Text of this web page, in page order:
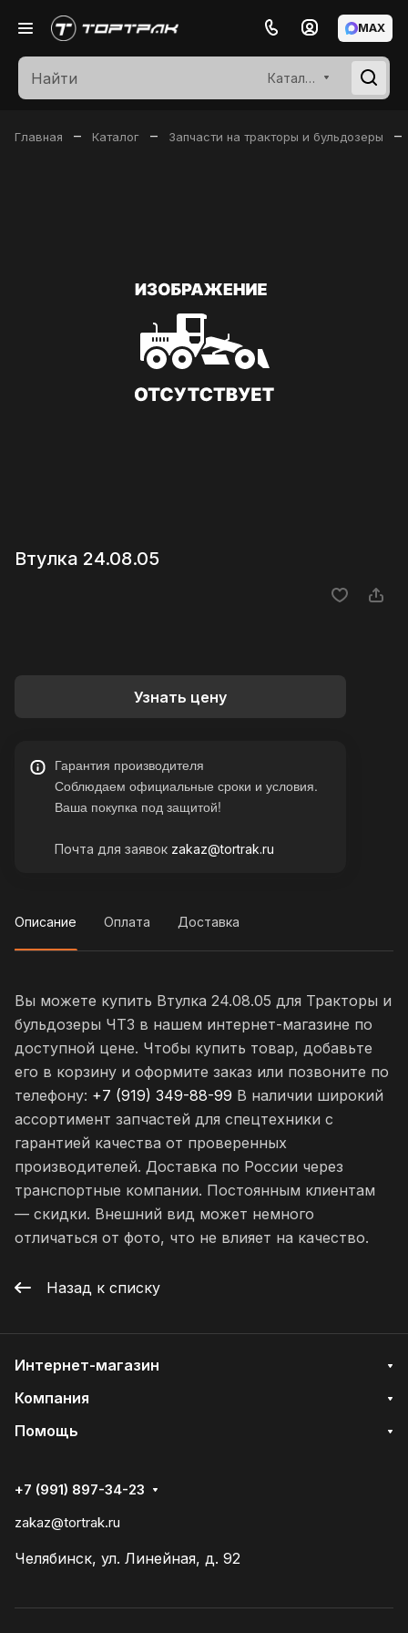
Каталог
MAX
Главная – Каталог – Запчасти на тракторы и бульдозеры –
Втулка 24.08.05
Узнать цену
Гарантия производителя
Соблюдаем официальные сроки и условия.
Ваша покупка под защитой!
Почта для заявок zakaz@tortrak.ru
Описание Оплата Доставка
Вы можете купить Втулка 24.08.05 для Тракторы и
бульдозеры ЧТЗ в нашем интернет-магазине по
доступной цене. Чтобы купить товар, добавьте
его в корзину и оформите заказ или позвоните по
телефону: +7 (919) 349-88-99 В наличии широкий
ассортимент запчастей для спецтехники с
гарантией качества от проверенных
производителей. Доставка по России через
транспортные компании. Постоянным клиентам
— скидки. Внешний вид может немного
отличаться от фото, что не влияет на качество.
Назад к списку
Интернет-магазин
Компания
Помощь
+7 (991) 897-34-23
zakaz@tortrak.ru
Челябинск, ул. Линейная, д. 92